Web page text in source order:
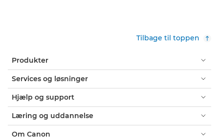
Tilbage til toppen
Produkter
Services og løsninger
Hjælp og support
Læring og uddannelse
Om Canon